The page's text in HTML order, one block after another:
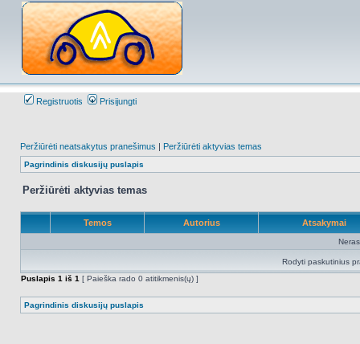
Registruotis Prisijungti
Peržiūrėti neatsakytus pranešimus | Peržiūrėti aktyvias temas
Pagrindinis diskusijų puslapis
Peržiūrėti aktyvias temas
Temos Autorius Atsakymai
Rodyti paskutinius
Puslapis 1 iš 1 [ Paieška rado 0 atitikmenis(ų) ]
Pagrindinis diskusijų puslapis